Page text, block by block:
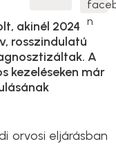
akinél 2024
rosszindulatú
A
kezeléseken már
orvosi eljárásban